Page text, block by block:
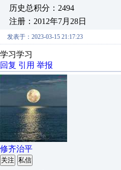
历史总积分：2494
注册：2012年7月28日
发表于：2023-03-15 21:17:23
学习学习
回复 引用 举报
修齐治平
关注 私信